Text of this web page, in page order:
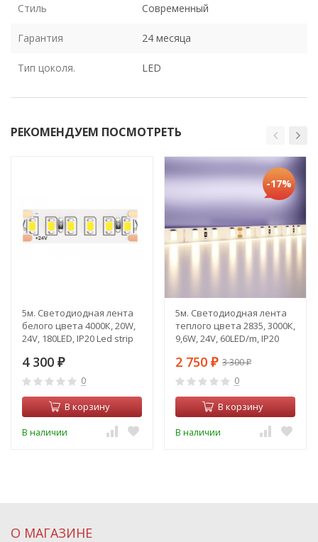
Стиль Современный
Гарантия 24 месяца
Тип цоколя. LED
РЕКОМЕНДУЕМ ПОСМОТРЕТЬ
5м. Светодиодная лента
белого цвета 4000К, 20W,
24V, 180LED, IP20 Led strip
4 300 ₽
0
В корзину
В наличии
-17%
5м. Светодиодная лента
теплого цвета 2835, 3000К,
9,6W, 24V, 60LED/m, IP20
2 750 ₽ 3 300₽
0
В корзину
В наличии
О МАГАЗИНЕ